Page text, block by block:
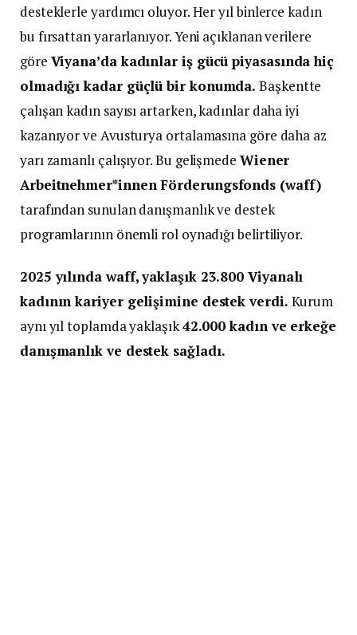
desteklerle yardımcı oluyor. Her yıl binlerce kadın
bu fırsattan yararlanıyor. Yeni açıklanan verilere
göre Viyana’da kadınlar iş gücü piyasasında hiç
olmadığı kadar güçlü bir konumda. Başkentte
çalışan kadın sayısı artarken, kadınlar daha iyi
kazanıyor ve Avusturya ortalamasına göre daha az
yarı zamanlı çalışıyor. Bu gelişmede Wiener
Arbeitnehmer*innen Förderungsfonds (waff)
tarafından sunulan danışmanlık ve destek
programlarının önemli rol oynadığı belirtiliyor.
2025 yılında waff, yaklaşık 23.800 Viyanalı
kadının kariyer gelişimine destek verdi. Kurum
aynı yıl toplamda yaklaşık42.000 kadın ve erkeğe
danışmanlık ve destek sağladı.